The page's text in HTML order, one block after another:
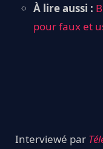
À lire aussi :
pour faux et
Interviewé par